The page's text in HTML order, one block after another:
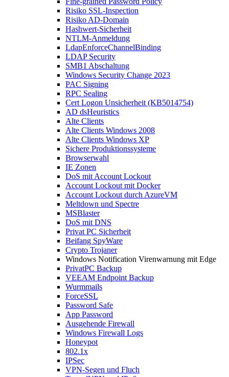
Risiko SSL-Inspection
Risiko AD-Domain
Hashwert-Sicherheit
NTLM-Anmeldung
LdapEnforceChannelBinding
LDAP Security
SMB1 Abschaltung
Windows Security Change 2023
PAC Signing
RPC Sealing
Cert Logon Unsicherheit (KB5014754)
AD dsHeuristics
Alte Clients
Alte Clients Windows 2008
Alte Clients Windows XP
Sichere Produktionssysteme
Browserwahl
IE Zonen
DoS mit Account Lockout
Account Lockout mit Docker
Account Lockout durch AzureVM
Meltdown und Spectre
MSBlaster
DoS mit DNS
Privat PC Sicherheit
Beifang SpyWare
Crypto Trojaner
Windows Notification Virenwarnung mit Edge
PrivatPC Backup
VEEAM Endpoint Backup
Wurmmails
ForceSSL
Password Safe
App Password
Ausgehende Firewall
Windows Firewall Logs
Honeypot
802.1x
IPSec
VPN-Segen und Fluch